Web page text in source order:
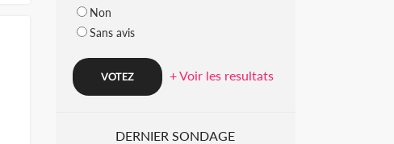
Non
Sans avis
+ Voir les resultats
DERNIER SONDAGE